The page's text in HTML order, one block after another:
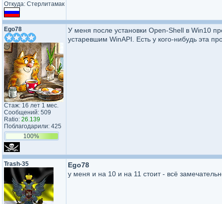
Откуда: Стерлитамак
Ego78
Стаж: 16 лет 1 мес.
Сообщений: 509
Ratio: 26.139
Поблагодарили: 425
100%
У меня после установки Open-Shell в Win10
устаревшим WinAPI. Есть у кого-нибудь эта
Trash-35
Ego78
у меня и на 10 и на 11 стоит - всё